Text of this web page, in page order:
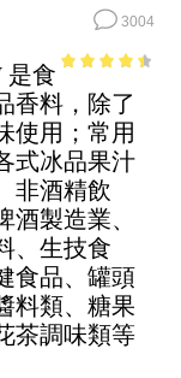
3004
of 5
是食
香料，除了
使用；常用
式冰品果汁
非酒精飲
製造業、
、生技食
食品、罐頭
料類、糖果
茶調味類等